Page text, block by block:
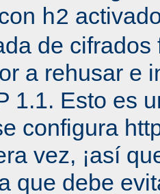
h2
de cifrados
a rehusar e
1.1. Esto es
configura
vez, ¡así
que debe